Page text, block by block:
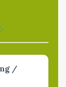
/